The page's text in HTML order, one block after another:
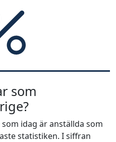
som
idag är anställda som
statistiken. I siffran